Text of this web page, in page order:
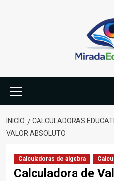
primario
INICIO CALCULADORAS
VALOR ABSOLUTO
Calculadoras de álgebra
Calculadora de